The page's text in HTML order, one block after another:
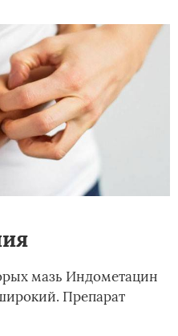
мазь Индометацин
Препарат